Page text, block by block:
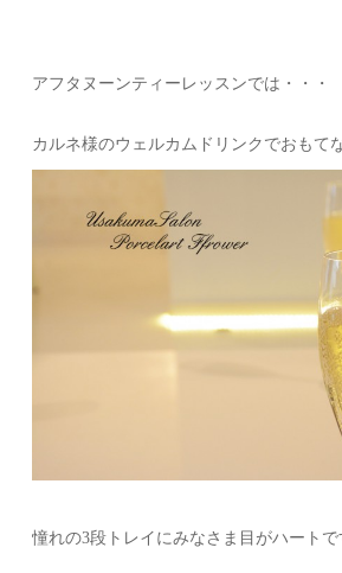
アフタヌーンティーレッスンでは・・・
カルネ様のウェルカムドリンクでおもて
憧れの3段トレイにみなさま目がハートで